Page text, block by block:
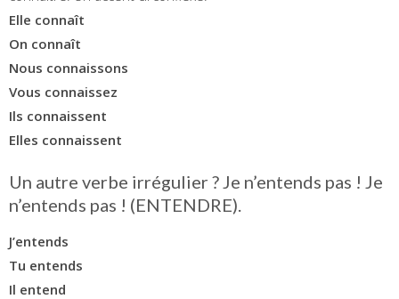
Elle connaît
On connaît
Nous connaissons
Vous connaissez
Ils connaissent
Elles connaissent
Un autre verbe irrégulier ? Je n’entends pas ! Je
n’entends pas ! (ENTENDRE).
J’entends
Tu entends
Il entend